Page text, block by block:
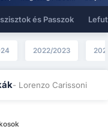
és Passzok
2022/2023
- Lorenzo Carissoni